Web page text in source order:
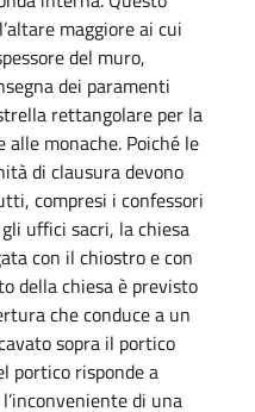
maggiore ai cui
del muro,
dei paramenti
rettangolare per la
monache. Poiché le
di clausura devono
compresi i confessori
uffici sacri, la chiesa
con il chiostro e con
della chiesa è previsto
che conduce a un
sopra il portico
portico risponde a
di una